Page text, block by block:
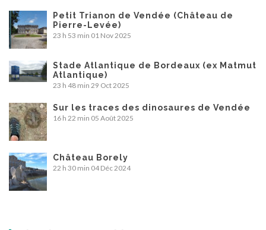
Petit Trianon de Vendée (Château de
Pierre-Levée)
23 h 53 min 01 Nov 2025
Stade Atlantique de Bordeaux (ex Matmut
Atlantique)
23 h 48 min 29 Oct 2025
Sur les traces des dinosaures de Vendée
16 h 22 min 05 Août 2025
Château Borely
22 h 30 min 04 Déc 2024